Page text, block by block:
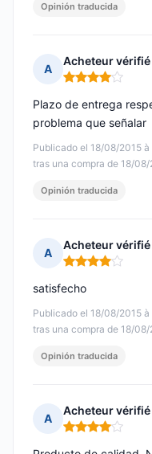
Opinión traducida
A
Acheteur vérifié
Nota: 4 de 5
Publicado el 18/08/2015 à
tras una compra de 18/08/
Plazo de entrega
problema que señalar
Opinión traducida
A
Acheteur vérifié
Nota: 4 de 5
Publicado el 18/08/2015 à
tras una compra de 18/08/
satisfecho
Opinión traducida
A
Acheteur vérifié
Nota: 4 de 5